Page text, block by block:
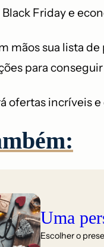
Friday e
mãos sua lista
para
ofertas incríveis
Uma
Escolher o